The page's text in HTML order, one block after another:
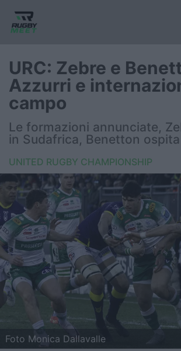
Nazionale
Nazionali giovanili
Rugby Sevens
FIR
Internazionale
6 Nazioni
United Rugby Championship
Top14
Premiership
Champions Cup
URC: Zebre e
Azzurri e
campo
Le formazioni annunciate,
in Sudafrica, Benetton
UNITED RUGBY CHAMPIONSHIP
Foto Monica Dallavalle